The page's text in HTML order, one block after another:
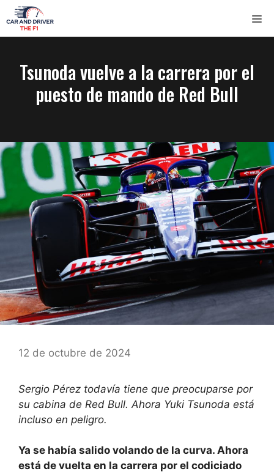
Saltar
al
contenido
Tsunoda vuelve a la carrera por el
puesto de mando de Red Bull
12 de octubre de 2024
Sergio Pérez todavía tiene que preocuparse por
su cabina de Red Bull. Ahora Yuki Tsunoda está
incluso en peligro.
Ya se había salido volando de la curva. Ahora
está de vuelta en la carrera por el codiciado